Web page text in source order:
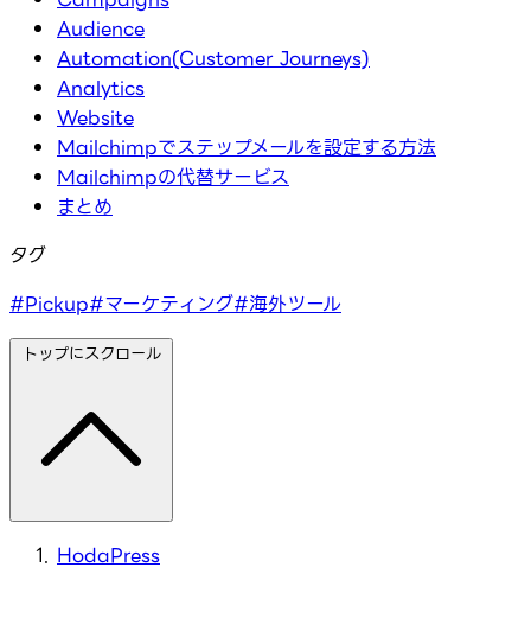
Audience
Automation(Customer Journeys)
Analytics
Website
Mailchimpでステップメールを設定する方法
Mailchimpの代替サービス
まとめ
タグ
#Pickup#マーケティング#海外ツール
トップにスクロール
HodaPress